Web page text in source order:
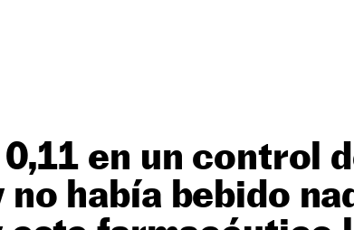
en un control
había bebido